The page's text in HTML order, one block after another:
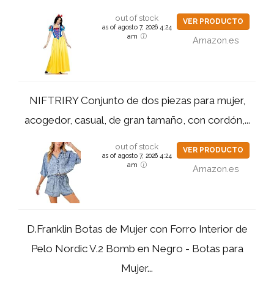
out of stock
as of agosto 7, 2026 4:24
am
VER PRODUCTO
Amazon.es
NIFTRIRY Conjunto de dos piezas para mujer,
acogedor, casual, de gran tamaño, con cordón,...
out of stock
as of agosto 7, 2026 4:24
am
VER PRODUCTO
Amazon.es
D.Franklin Botas de Mujer con Forro Interior de
Pelo Nordic V.2 Bomb en Negro - Botas para
Mujer...